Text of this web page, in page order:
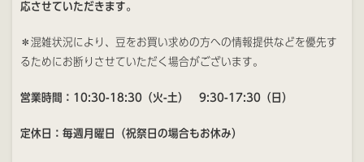
応させていただきます。
＊混雑状況により、豆をお買い求めの方への情報提供などを優先す
るためにお断りさせていただく場合がございます。
営業時間：10:30-18:30（火-土） 9:30-17:30（日）
定休日：毎週月曜日（祝祭日の場合もお休み）